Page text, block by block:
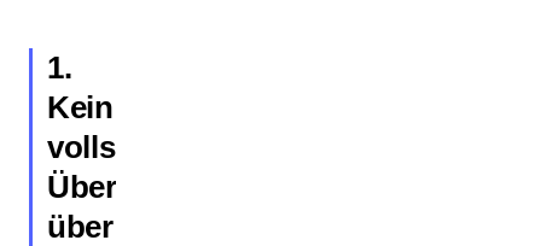
1.
Kein
vollständiger
Überblick
über